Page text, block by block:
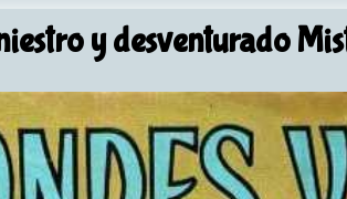
y desventurado